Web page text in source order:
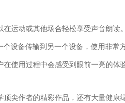
运动或其他场合轻松享受声音朗读。
设备传输到另一个设备，使用非常方
使用过程中会感受到眼前一亮的体验
尖作者的精彩作品，还有大量健